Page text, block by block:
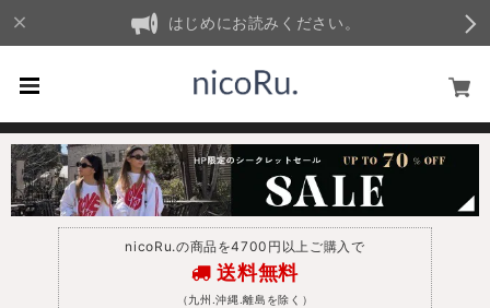
はじめにお読みください。
nicoRu.の商品を4700円以上ご購入で
送料無料
（九州.沖縄.離島を除く）